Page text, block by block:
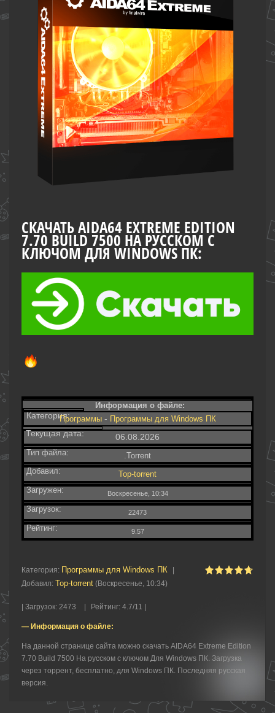
СКАЧАТЬ AIDA64 EXTREME EDITION
7.70 BUILD 7500 НА РУССКОМ С
КЛЮЧОМ ДЛЯ WINDOWS ПК:
Информация о файле:
Категория:Программы- Программы для Windows ПК
Текущая дата: 06.08.2026
Тип файла:
.Torrent
Добавил:
Top-torrent
Загружен:
Воскресенье, 10:34
Загрузок: 22473
Рейтинг: 9.57
Категория: Программы для Windows ПК
Добавил: Top-torrent (Воскресенье, 10:34)
Загрузок: 2473 Рейтинг: 4.7/11 |
— Информация о файле:
На данной странице сайта можно скачать AIDA64 Extreme Edition
7.70 Build 7500 На русском с ключом Для Windows ПК. Загрузка
через торрент, бесплатно, для Windows ПК. Последняя русская
версия.